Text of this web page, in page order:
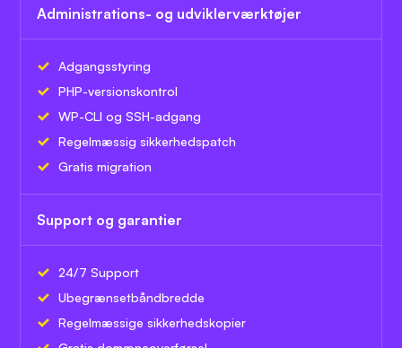
Administrations- og udviklerværktøjer
Adgangsstyring
PHP-versionskontrol
WP-CLI og SSH-adgang
Regelmæssig sikkerhedspatch
Gratis migration
Support og garantier
24/7 Support
Ubegrænsetbåndbredde
Regelmæssige sikkerhedskopier